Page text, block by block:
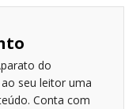
do
seu leitor uma
Conta com